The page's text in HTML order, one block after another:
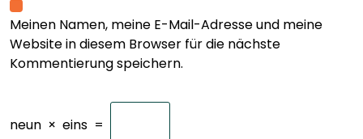
Meinen Namen, meine E-Mail-Adresse und meine
Website in diesem Browser für die nächste
Kommentierung speichern.
neun × eins =